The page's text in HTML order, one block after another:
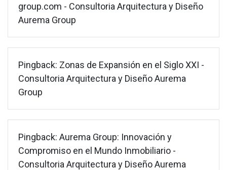
group.com - Consultoria Arquitectura y Diseño
Aurema Group
Pingback: Zonas de Expansión en el Siglo XXI -
Consultoria Arquitectura y Diseño Aurema
Group
Pingback: Aurema Group: Innovación y
Compromiso en el Mundo Inmobiliario -
Consultoria Arquitectura y Diseño Aurema